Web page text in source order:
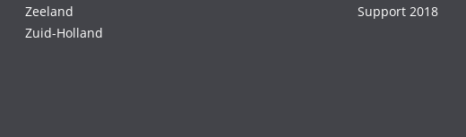
Zeeland
Zuid-Holland
Support 2018